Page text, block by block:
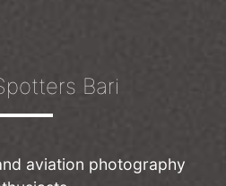
Bari
aviation photography